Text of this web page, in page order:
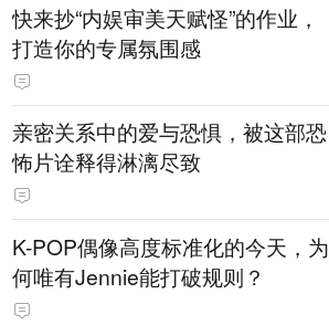
快来抄“内娱审美天赋怪”的作业，
打造你的专属氛围感
亲密关系中的爱与恐惧，被这部恐
怖片诠释得淋漓尽致
K-POP偶像高度标准化的今天，为
何唯有Jennie能打破规则？